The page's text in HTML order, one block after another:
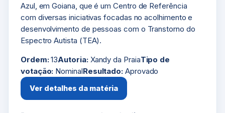
Azul, em Goiana, que é um Centro de Referência
com diversas iniciativas focadas no acolhimento e
desenvolvimento de pessoas com o Transtorno do
Espectro Autista (TEA).
Ordem:13Autoria:Xandy da PraiaTipo de
votação: NominalResultado: Aprovado
Ver detalhes da matéria